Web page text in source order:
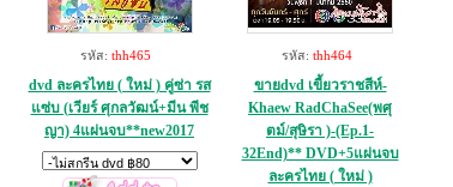
รหัส: thh465
dvd ละครไทย ( ใหม่ ) คู่ซ่า รส
แซ่บ (เวียร์ ศุกลวัฒน์+มีน พีช
ญา) 4แผ่นจบ**new2017
รหัส: thh464
ขายdvd เขี้ยวราชสีห์-
Khaew RadChaSee(พศุ
ตม์/สุษิรา )-(Ep.1-
32End)** DVD+5แผ่นจบ
ละครไทย ( ใหม่ )